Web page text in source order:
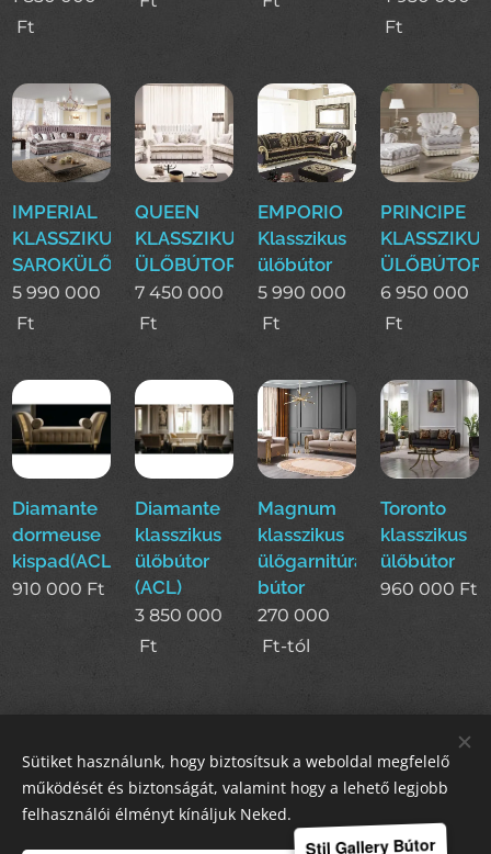
Ft
Ft
IMPERIAL
KLASSZIKUS
SAROKÜLŐ
5 990 000
Ft
QUEEN
KLASSZIKUS
ÜLŐBÚTOR
7 450 000
Ft
EMPORIO
Klasszikus
ülőbútor
5 990 000
Ft
PRINCIPE
KLASSZIKUS
ÜLŐBÚTOR
6 950 000
Ft
Diamante
dormeuse
kispad(ACL)
910 000 Ft
Diamante
klasszikus
ülőbútor
(ACL)
3 850 000
Ft
Magnum
klasszikus
ülőgarnitúra
bútor
270 000
Ft-tól
Toronto
klasszikus
ülőbútor
960 000 Ft
STIL GALLERY KFT
Sütiket használunk, hogy biztosítsuk a weboldal megfelelő
működését és biztonságát, valamint hogy a lehető legjobb
felhasználói élményt kínáljuk Neked.
Stil Gallery Bútor